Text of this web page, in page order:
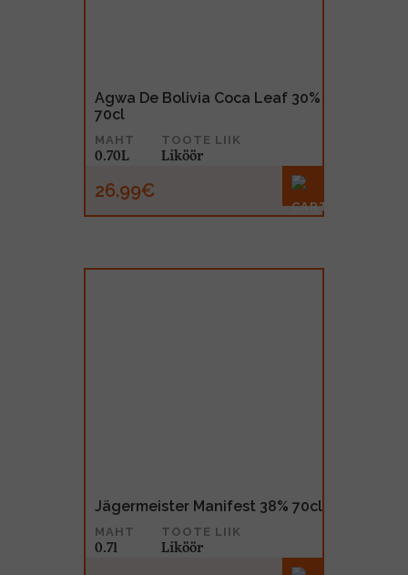
Agwa De Bolivia Coca Leaf 30%
70cl
MAHT
0.70L
TOOTE LIIK
Liköör
26.99€
Jägermeister Manifest 38% 70cl
MAHT
0.7l
TOOTE LIIK
Liköör